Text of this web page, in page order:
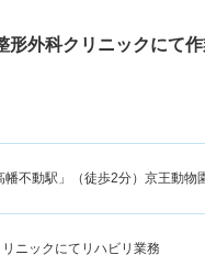
外科クリニックにて
幡不動駅」（徒歩2分）京王動物
ニックにてリハビリ業務